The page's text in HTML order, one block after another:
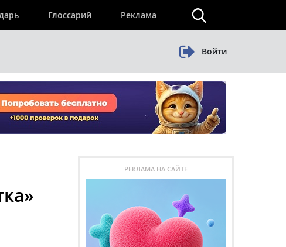
Глоссарий Реклама
Войти
РЕКЛАМА НА САЙТЕ